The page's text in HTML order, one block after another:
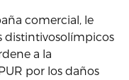
comercial, le
distintivosolímpicos
a la
por los daños